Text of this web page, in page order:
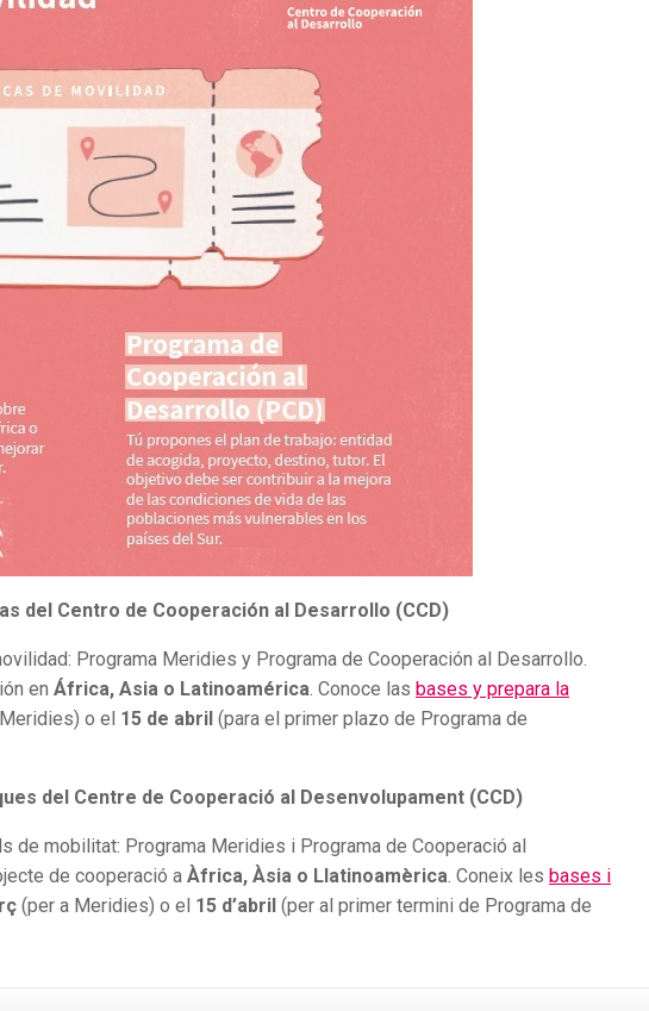
del Centro de Cooperación al Desarrollo (CCD)
Programa Meridies y Programa de Cooperación al Desarrollo.
en África, Asia o Latinoamérica . Conoce las bases y prepara la
o el 15 de abril (para el primer plazo de Programa de
del Centre de Cooperació al Desenvolupament (CCD)
de mobilitat: Programa Meridies i Programa de Cooperació al
de cooperació a Àfrica, Àsia o Llatinoamèrica . Coneix les bases i
(per a Meridies) o el 15 d’abril (per al primer termini de Programa de